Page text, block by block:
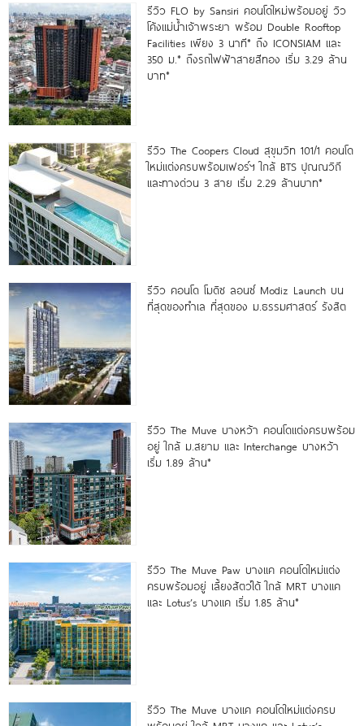
รีวิว FLO by Sansiri คอนโดใหม่พร้อมอยู่ วิว
โค้งแม่น้ำเจ้าพระยา พร้อม Double Rooftop
Facilities เพียง 3 นาที* ถึง ICONSIAM และ
350 ม.* ถึงรถไฟฟ้าสายสีทอง เริ่ม 3.29 ล้าน
บาท*
รีวิว The Coopers Cloud สุขุมวิท 101/1 คอนโด
ใหม่แต่งครบพร้อมเฟอร์ฯ ใกล้ BTS ปุณณวิถี
และทางด่วน 3 สาย เริ่ม 2.29 ล้านบาท*
รีวิว คอนโด โมดิซ ลอนซ์ Modiz Launch บน
ที่สุดของทำเล ที่สุดของ ม.ธรรมศาสตร์ รังสิต
รีวิว The Muve บางหว้า คอนโดแต่งครบพร้อม
อยู่ ใกล้ ม.สยาม และ Interchange บางหว้า
เริ่ม 1.89 ล้าน*
รีวิว The Muve Paw บางแค คอนโดใหม่แต่ง
ครบพร้อมอยู่ เลี้ยงสัตว์ได้ ใกล้ MRT บางแค
และ Lotus’s บางแค เริ่ม 1.85 ล้าน*
รีวิว The Muve บางแค คอนโดใหม่แต่งครบ